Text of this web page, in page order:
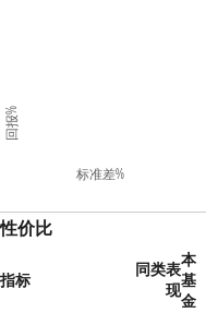
标准差%
回报%
性价比
指标
同类表
现
本
基
金